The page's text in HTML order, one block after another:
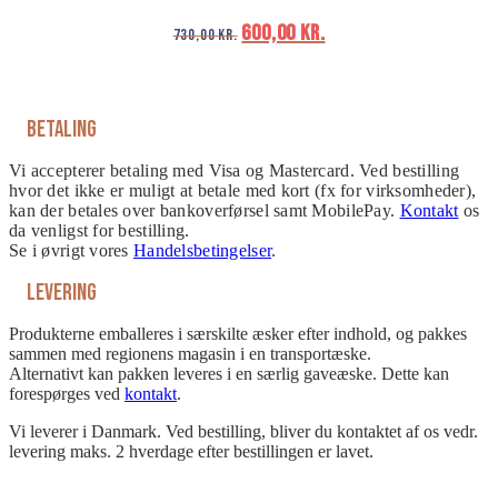
730,00kr. Original
600,00 kr.Current
Betaling
Vi accepterer betaling med Visa og Mastercard. Ved bestilling
hvor det ikke er muligt at betale med kort (fx for virksomheder),
kan der betales over bankoverførsel samt MobilePay. Kontakt os
da venligst for bestilling.
Se i øvrigt voresHandelsbetingelser.
Levering
Produkterne emballeres i særskilte æsker efter indhold, og pakkes
sammen med regionens magasin i en transportæske.
Alternativt kan pakken leveres i en særlig gaveæske. Dette kan
forespørges ved kontakt.
Vi leverer i Danmark. Ved bestilling, bliver du kontaktet af os vedr.
levering maks. 2 hverdage efter bestillingen er lavet.